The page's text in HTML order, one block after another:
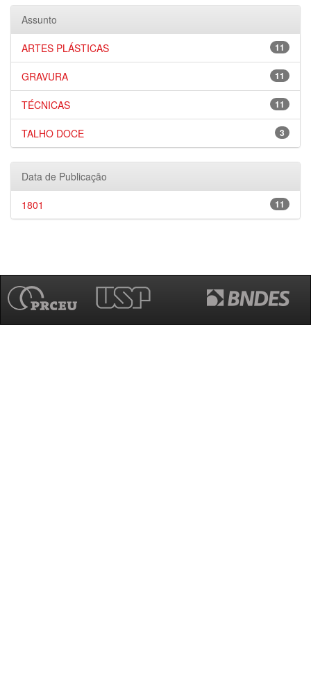
Assunto
11
ARTES PLÁSTICAS
11
GRAVURA
11
TÉCNICAS
3
TALHO DOCE
Data de Publicação
11
1801